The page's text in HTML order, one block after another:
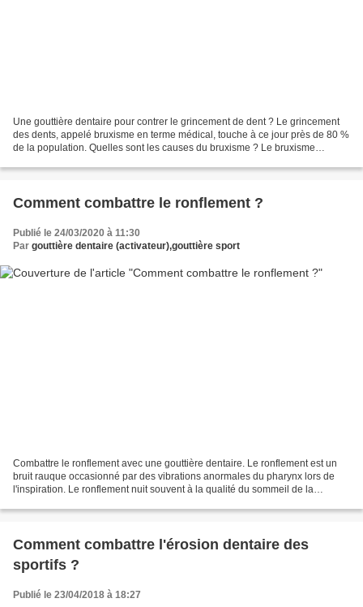
Une gouttière dentaire pour contrer le grincement de dent ? Le grincement
des dents, appelé bruxisme en terme médical, touche à ce jour près de 80 %
de la population. Quelles sont les causes du bruxisme ? Le bruxisme
Comment combattre le ronflement ?
Publié le 24/03/2020 à 11:30
Par gouttière dentaire (activateur),gouttière sport
Combattre le ronflement avec une gouttière dentaire. Le ronflement est un
bruit rauque occasionné par des vibrations anormales du pharynx lors de
l'inspiration. Le ronflement nuit souvent à la qualité du sommeil de la
Comment combattre l'érosion dentaire des
sportifs ?
Publié le 23/04/2018 à 18:27